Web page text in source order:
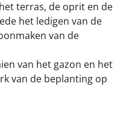
terras, de oprit en de
het ledigen van de
van de
van het gazon en het
van de beplanting op